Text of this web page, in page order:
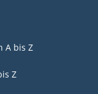
A bis Z
Z